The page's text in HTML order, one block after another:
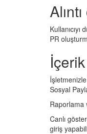
PR
Sosyal
Raporlama
Canlı
giriş